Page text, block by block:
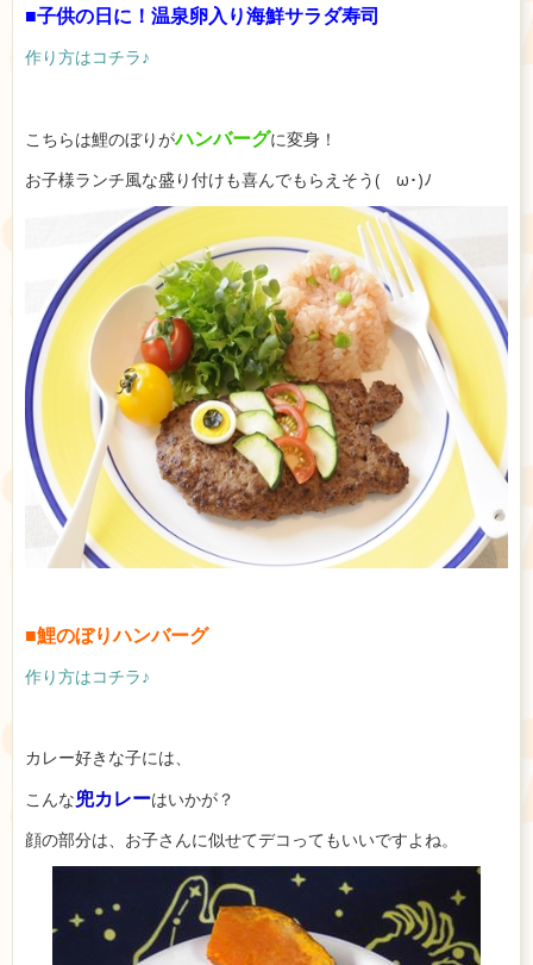
■子供の日に！温泉卵入り海鮮サラダ寿司
作り方はコチラ♪
こちらは鯉のぼりがハンバーグに変身！
お子様ランチ風な盛り付けも喜んでもらえそう(ゝω･)ﾉ
■鯉のぼりハンバーグ
作り方はコチラ♪
カレー好きな子には、
こんな兜カレーはいかが？
顔の部分は、お子さんに似せてデコってもいいですよね。